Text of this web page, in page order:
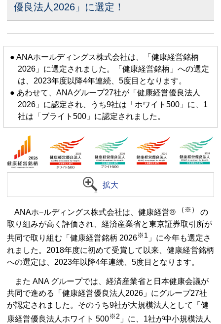
優良法人2026」に選定！
● ANAホールディングス株式会社は、「健康経営銘柄
2026」に選定されました。「健康経営銘柄」への選定
は、2023年度以降4年連続、5度目となります。
● あわせて、ANAグループ27社が「健康経営優良法人
2026」に認定され、うち9社は「ホワイト500」に、1
社は「ブライト500」に認定されました。
拡大
ANAホ−ルディングス株式会社は、健康経営® （※） の
取り組みが高く評価され、経済産業省と東京証券取引所が
共同で取り組む「健康経営銘柄 2026※1 」に今年も選定さ
れました。2018年度に初めて受賞して以来、健康経営銘柄
への選定は、2023年以降4年連続、5度目となります。
また ANA グループでは、経済産業省と日本健康会議が
共同で進める「健康経営優良法人2026」にグループ27社
が認定されました。そのうち9社が大規模法人として「健
康経営優良法人ホワイト 500※2 」に、1社が中小規模法人